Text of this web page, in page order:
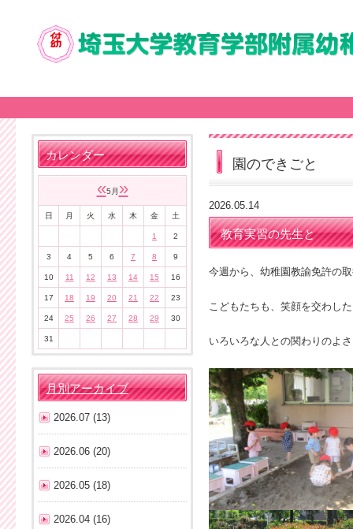
園のできごと
2026.05.14
教育実習の先生と
今週から、幼稚園教諭免許の
こどもたちも、笑顔を交わし
いろいろな人との関わりのよ
カレンダー
«5月 »
日 月 火 水 木 金 土
1 2
3 4 5 6 7 8 9
10 11 12 13 14 15 16
17 18 19 20 21 22 23
24 25 26 27 28 29 30
31
月別アーカイブ
2026.07 (13)
2026.06 (20)
2026.05 (18)
2026.04 (16)